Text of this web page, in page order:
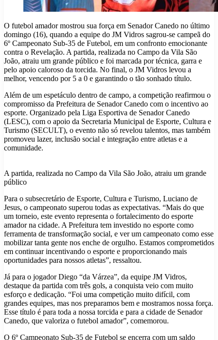
O futebol amador mostrou sua força em Senador Canedo no último
domingo (16), quando a equipe do JM Vidros sagrou-se campeã do
6º Campeonato Sub-35 de Futebol, em um confronto emocionante
contra o Revelação. A partida, realizada no Campo da Vila São
João, atraiu um grande público e foi marcada por técnica, garra e
pelo apoio caloroso da torcida. No final, o JM Vidros levou a
melhor, vencendo por 5 a 0 e garantindo o tão sonhado título.
Além de um espetáculo dentro de campo, a competição reafirmou o
compromisso da Prefeitura de Senador Canedo com o incentivo ao
esporte. Organizado pela Liga Esportiva de Senador Canedo
(LESC), com o apoio da Secretaria Municipal de Esporte, Cultura e
Turismo (SECULT), o evento não só revelou talentos, mas também
promoveu lazer, inclusão social e integração entre atletas e a
comunidade.
A partida, realizada no Campo da Vila São João, atraiu um grande
público
Para o subsecretário de Esporte, Cultura e Turismo, Luciano de
Jesus, o campeonato superou todas as expectativas. “Mais do que
um torneio, este evento representa o fortalecimento do esporte
amador na cidade. A Prefeitura tem investido no esporte como
ferramenta de transformação social, e ver um campeonato como esse
mobilizar tanta gente nos enche de orgulho. Estamos comprometidos
em continuar incentivando o esporte e proporcionando mais
oportunidades para nossos atletas”, ressaltou.
Já para o jogador Diego “da Várzea”, da equipe JM Vidros,
destaque da partida com três gols, a conquista veio com muito
esforço e dedicação. “Foi uma competição muito difícil, com
grandes equipes, mas nos preparamos bem e mostramos nossa força.
Esse título é para toda a nossa torcida e para a cidade de Senador
Canedo, que valoriza o futebol amador”, comemorou.
O 6º Campeonato Sub-35 de Futebol se encerra com um saldo